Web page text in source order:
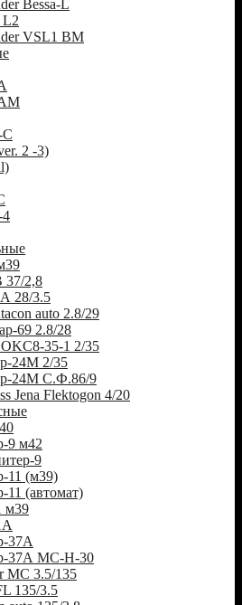
Bessa-L
L2
VSL1 BM
С
2 -3)
4
2,8
28/3.5
auto 2.8/29
69 2.8/28
35-1 2/35
24М 2/35
24М С.Ф.86/9
Jena Flektogon 4/20
9 м42
9
11 (м39)
(автомат)
м39
37А
37А МС-Н-30
MC 3.5/135
135/3.5